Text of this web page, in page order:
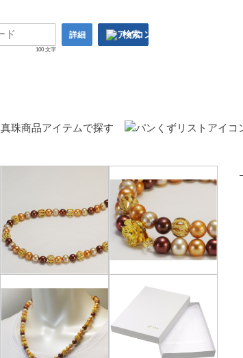
100 文字
詳細 検索
真珠商品アイテムで探す